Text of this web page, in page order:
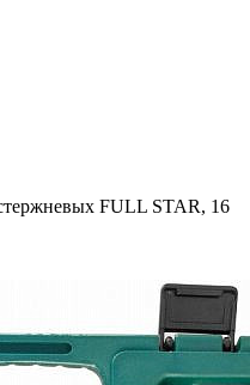
FULL STAR, 16